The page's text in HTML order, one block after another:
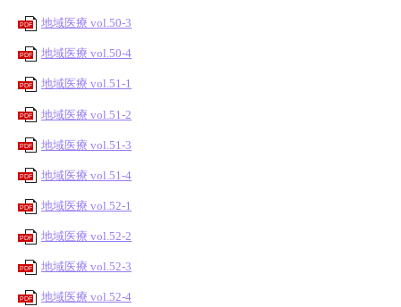
地域医療 vol.50-3
PDF
地域医療 vol.50-4
PDF
地域医療 vol.51-1
PDF
地域医療 vol.51-2
PDF
地域医療 vol.51-3
PDF
地域医療 vol.51-4
PDF
地域医療 vol.52-1
PDF
地域医療 vol.52-2
PDF
地域医療 vol.52-3
PDF
地域医療 vol.52-4
PDF